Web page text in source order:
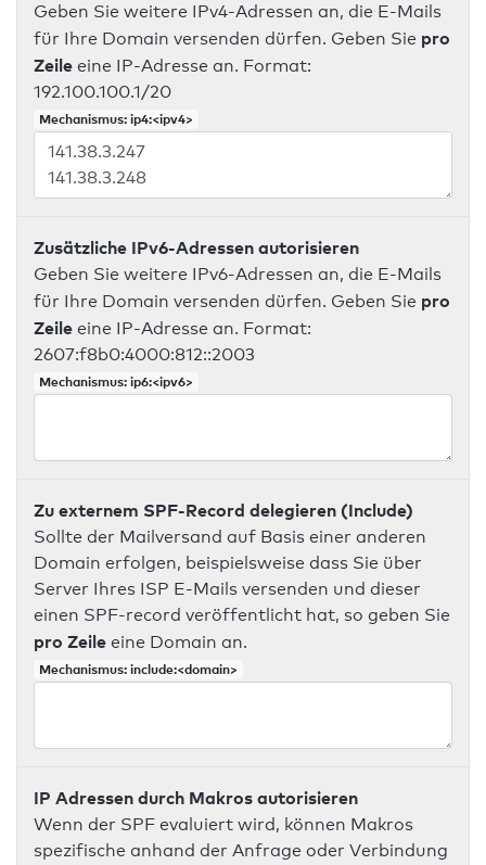
Geben Sie weitere IPv4-Adressen an, die E-Mails
für Ihre Domain versenden dürfen. Geben Sie pro
Zeile eine IP-Adresse an. Format:
192.100.100.1/20
Mechanismus: ip4:<ipv4>
Zusätzliche IPv6-Adressen autorisieren
Geben Sie weitere IPv6-Adressen an, die E-Mails
für Ihre Domain versenden dürfen. Geben Sie pro
Zeile eine IP-Adresse an. Format:
2607:f8b0:4000:812::2003
Mechanismus: ip6:<ipv6>
Zu externem SPF-Record delegieren (Include)
Sollte der Mailversand auf Basis einer anderen
Domain erfolgen, beispielsweise dass Sie über
Server Ihres ISP E-Mails versenden und dieser
einen SPF-record veröffentlicht hat, so geben Sie
pro Zeile eine Domain an.
Mechanismus: include:<domain>
IP Adressen durch Makros autorisieren
Wenn der SPF evaluiert wird, können Makros
spezifische anhand der Anfrage oder Verbindung